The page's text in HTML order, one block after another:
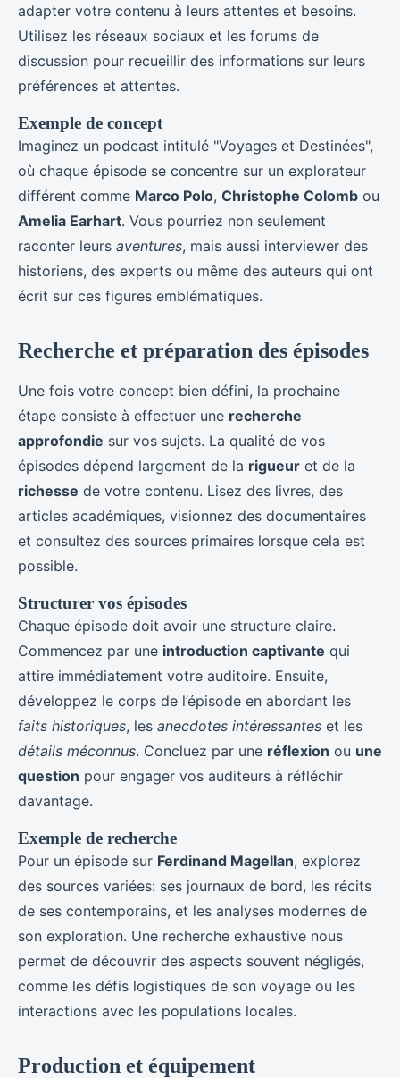
adapter votre contenu à leurs attentes et besoins.
Utilisez les réseaux sociaux et les forums de
discussion pour recueillir des informations sur leurs
préférences et attentes.
Exemple de concept
Imaginez un podcast intitulé "Voyages et Destinées",
où chaque épisode se concentre sur un explorateur
différent comme Marco Polo, Christophe Colomb ou
Amelia Earhart. Vous pourriez non seulement
raconter leurs aventures, mais aussi interviewer des
historiens, des experts ou même des auteurs qui ont
écrit sur ces figures emblématiques.
Recherche et préparation des épisodes
Une fois votre concept bien défini, la prochaine
étape consiste à effectuer une recherche
approfondie sur vos sujets. La qualité de vos
épisodes dépend largement de la rigueur et de la
richesse de votre contenu. Lisez des livres, des
articles académiques, visionnez des documentaires
et consultez des sources primaires lorsque cela est
possible.
Structurer vos épisodes
Chaque épisode doit avoir une structure claire.
Commencez par une introduction captivante qui
attire immédiatement votre auditoire. Ensuite,
développez le corps de l’épisode en abordant les
faits historiques, les anecdotes intéressantes et les
détails méconnus. Concluez par une réflexion ou une
question pour engager vos auditeurs à réfléchir
davantage.
Exemple de recherche
Pour un épisode sur Ferdinand Magellan, explorez
des sources variées: ses journaux de bord, les récits
de ses contemporains, et les analyses modernes de
son exploration. Une recherche exhaustive nous
permet de découvrir des aspects souvent négligés,
comme les défis logistiques de son voyage ou les
interactions avec les populations locales.
Production et équipement